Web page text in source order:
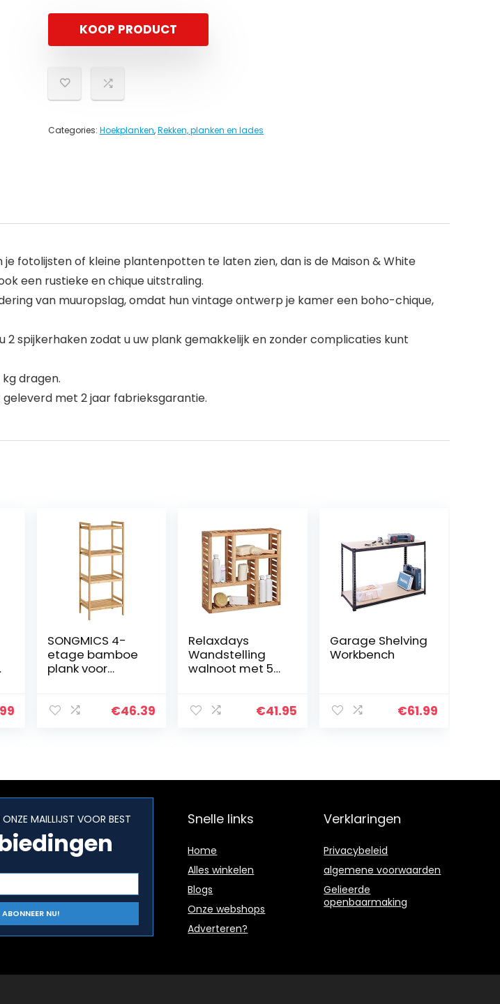
KOOP PRODUCT
Categories: Hoekplanken,Rekken, planken en lades
je fotolijsten of kleine plantenpotten te laten zien, dan is de Maison & White
een rustieke en chique uitstraling.
van muuropslag, omdat hun vintage ontwerp je kamer een boho-chique,
u 2 spijkerhaken zodat u uw plank gemakkelijk en zonder complicaties kunt
dragen.
geleverd met 2 jaar fabrieksgarantie.
SONGMICS 4-
etage bamboe
plank voor
slaapkamer, 45
€46.39
Relaxdays
Wandstelling
walnoot met 5
en woonkamer,
€41.95
Garage Shelving
Workbench
€61.99
MAILLIJST VOOR BEST Snelle links
Home
Alles winkelen
Blogs
Onze webshops
Adverteren?
Verklaringen
Privacybeleid
algemene voorwaarden
Gelieerde
openbaarmaking